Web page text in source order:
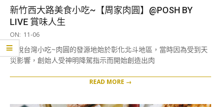
新竹西大路美食小吃~【周家肉圓】@POSH BY
LIVE 賞味人生
2019-
11-
06
ON: 11-06
據說台灣小吃~肉圓的發源地始於彰化北斗地區，當時因為受到天
災影響，創始人受神明降駕指示而開始創造出肉
READ MORE →